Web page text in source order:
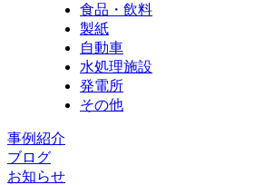
食品・飲料
製紙
自動車
水処理施設
発電所
その他
事例紹介
ブログ
お知らせ